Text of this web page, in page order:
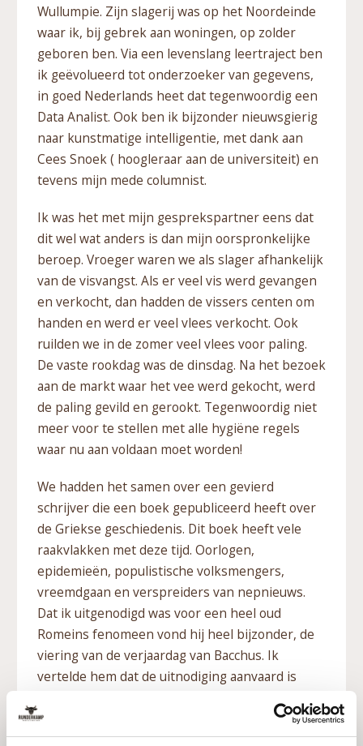
Wullumpie. Zijn slagerij was op het Noordeinde
waar ik, bij gebrek aan woningen, op zolder
geboren ben. Via een levenslang leertraject ben
ik geëvolueerd tot onderzoeker van gegevens,
in goed Nederlands heet dat tegenwoordig een
Data Analist. Ook ben ik bijzonder nieuwsgierig
naar kunstmatige intelligentie, met dank aan
Cees Snoek ( hoogleraar aan de universiteit) en
tevens mijn mede columnist.
Ik was het met mijn gesprekspartner eens dat
dit wel wat anders is dan mijn oorspronkelijke
beroep. Vroeger waren we als slager afhankelijk
van de visvangst. Als er veel vis werd gevangen
en verkocht, dan hadden de vissers centen om
handen en werd er veel vlees verkocht. Ook
ruilden we in de zomer veel vlees voor paling.
De vaste rookdag was de dinsdag. Na het bezoek
aan de markt waar het vee werd gekocht, werd
de paling gevild en gerookt. Tegenwoordig niet
meer voor te stellen met alle hygiëne regels
waar nu aan voldaan moet worden!
We hadden het samen over een gevierd
schrijver die een boek gepubliceerd heeft over
de Griekse geschiedenis. Dit boek heeft vele
raakvlakken met deze tijd. Oorlogen,
epidemieën, populistische volksmengers,
vreemdgaan en verspreiders van nepnieuws.
Dat ik uitgenodigd was voor een heel oud
Romeins fenomeen vond hij heel bijzonder, de
viering van de verjaardag van Bacchus. Ik
vertelde hem dat de uitnodiging aanvaard is
nemen allemaal een fles van hun lekkerste wijn
mee wat een Bacchanaal feest zal garanderen.